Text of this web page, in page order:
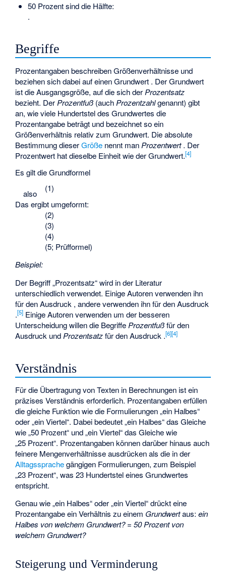
50 Prozent sind die Hälfte:
.
Begriffe
Prozentangaben beschreiben Größenverhältnisse und
beziehen sich dabei auf einen Grundwert . Der Grundwert
ist die Ausgangsgröße, auf die sich der Prozentsatz
bezieht. Der Prozentfuß (auch Prozentzahlgenannt) gibt
an, wie viele Hundertstel des Grundwertes die
Prozentangabe beträgt und bezeichnet so ein
Größenverhältnis relativ zum Grundwert. Die absolute
Bestimmung dieserGröße nennt man Prozentwert . Der
Prozentwert hat dieselbe Einheit wie der Grundwert.[4]
Es gilt die Grundformel
(1)
also
Das ergibt umgeformt:
(2)
(3)
(4)
(5; Prüfformel)
Beispiel:
Der Begriff „Prozentsatz“ wird in der Literatur
unterschiedlich verwendet. Einige Autoren verwenden ihn
für den Ausdruck , andere verwenden ihn für denAusdruck
.[5] Einige Autoren verwenden um der besseren
Unterscheidung willen die Begriffe Prozentfußfür den
Ausdruck und Prozentsatzfür den Ausdruck .[6][4]
Verständnis
Für die Übertragung von Texten in Berechnungen ist ein
präzises Verständnis erforderlich. Prozentangaben erfüllen
die gleiche Funktion wie die Formulierungen „ein Halbes“
oder „ein Viertel“. Dabei bedeutet „ein Halbes“ das Gleiche
wie „50 Prozent“ und „ein Viertel“ das Gleiche wie
„25 Prozent“. Prozentangaben können darüber hinaus auch
feinere Mengenverhältnisse ausdrücken als die in der
Alltagssprachegängigen Formulierungen, zum Beispiel
„23 Prozent“, was 23 Hundertstel eines Grundwertes
entspricht.
Genau wie „ein Halbes“ oder „ein Viertel“ drückt eine
Prozentangabe ein Verhältnis zu einem Grundwertaus:ein
Halbes von welchem Grundwert?=50 Prozent von
welchem Grundwert?
Steigerung und Verminderung